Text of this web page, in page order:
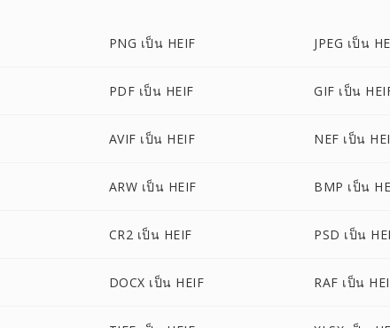
PNG เป็น HEIF JPEG เป็น
PDF เป็น HEIF GIF เป็น
AVIF เป็น HEIF NEF เป็น
ARW เป็น HEIF BMP เป็น
CR2 เป็น HEIF PSD เป็น
DOCX เป็น HEIF RAF เป็น